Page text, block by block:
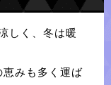
しく、冬は暖
みも多く運ば